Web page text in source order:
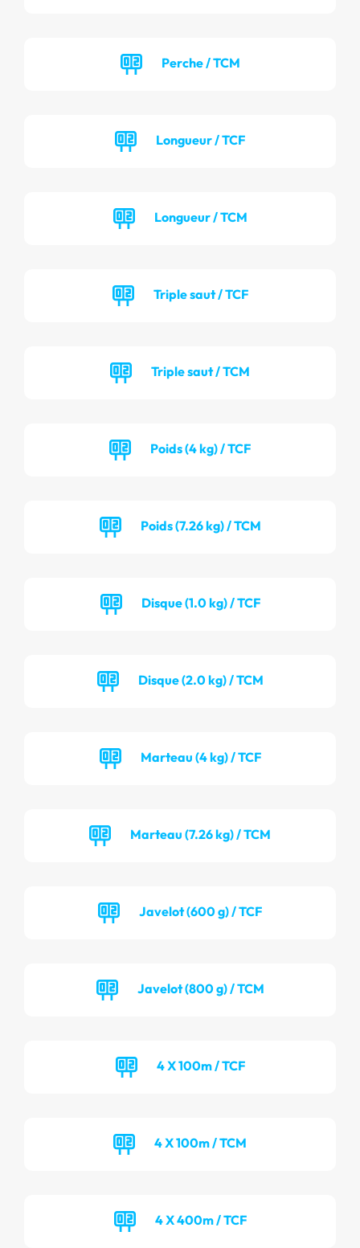
Perche / TCM
Longueur / TCF
Longueur / TCM
Triple saut / TCF
Triple saut / TCM
Poids (4 kg) / TCF
Poids (7.26 kg) / TCM
Disque (1.0 kg) / TCF
Disque (2.0 kg) / TCM
Marteau (4 kg) / TCF
Marteau (7.26 kg) / TCM
Javelot (600 g) / TCF
Javelot (800 g) / TCM
4 X 100m / TCF
4 X 100m / TCM
4 X 400m / TCF